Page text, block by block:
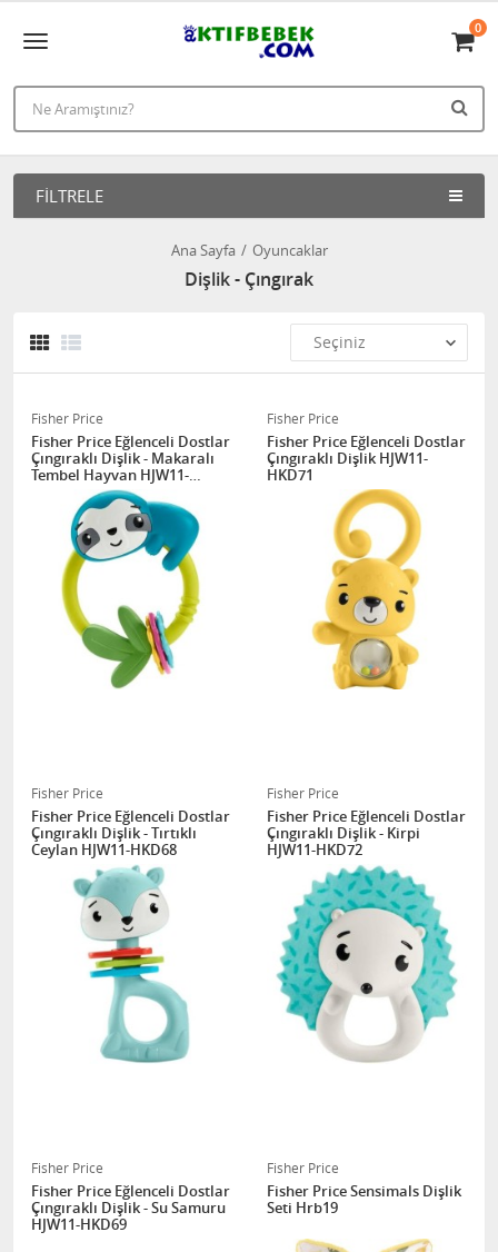
0
FILTRELE
Ana Sayfa Oyuncaklar
Dişlik - Çıngırak
Fisher Price
Fisher Price Eğlenceli Dostlar
Çıngıraklı Dişlik - Makaralı
Tembel Hayvan HJW11-
Fisher Price
Fisher Price Eğlenceli Dostlar
Çıngıraklı Dişlik HJW11-
HKD71
Fisher Price
Fisher Price Eğlenceli Dostlar
Çıngıraklı Dişlik - Tırtıklı
Ceylan HJW11-HKD68
Fisher Price
Fisher Price Eğlenceli Dostlar
Çıngıraklı Dişlik - Kirpi
HJW11-HKD72
Fisher Price
Fisher Price Eğlenceli Dostlar
Çıngıraklı Dişlik - Su Samuru
HJW11-HKD69
Fisher Price
Fisher Price Sensimals Dişlik
Seti Hrb19